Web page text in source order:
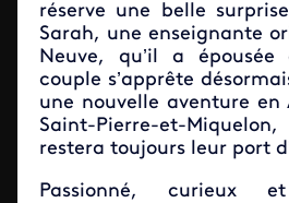
réserve une belle
Sarah, une enseignante
Neuve, qu’il a
couple s’apprête
une nouvelle aventure
Saint-Pierre-et-
restera toujours leur port
Passionné, curieux